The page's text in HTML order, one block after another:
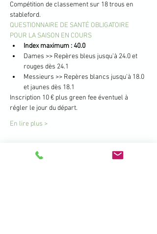
Compétition de classement sur 18 trous en
stableford.
QUESTIONNAIRE DE SANTÉ OBLIGATOIRE
POUR LA SAISON EN COURS
Index maximum : 40.0
Dames >> Repères bleus jusqu'à 24.0 et
rouges dès 24.1
Messieurs >> Repères blancs jusqu'à 18.0
et jaunes dès 18.1
Inscription 10 € plus green fee éventuel à
régler le jour du départ.
En lire plus >